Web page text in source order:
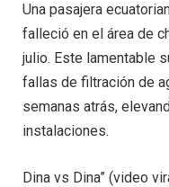
Una pasajera
falleció en el área de
julio. Este lamentable
fallas de filtración de
semanas atrás,
instalaciones.
Dina vs Dina” (video